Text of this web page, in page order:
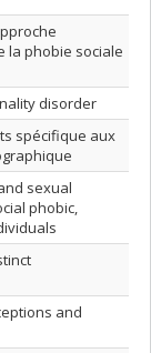
la phobie sociale
disorder
spécifique aux
sexual
phobic,
and